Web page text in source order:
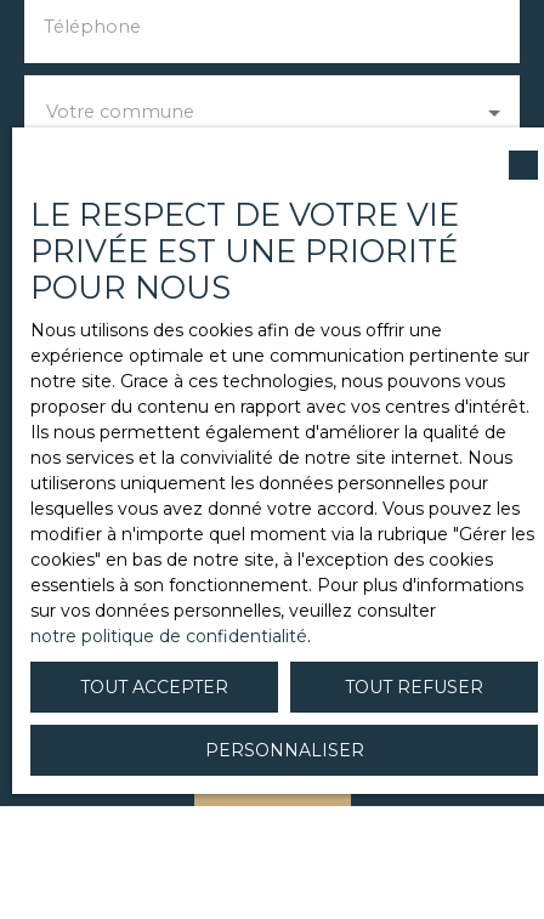
Téléphone
Votre commune
Votre message
J'accepte le traitement de mes données
personnelles conformément au RGPD. Si vous ne
souhaitez pas faire l'objet de prospection
commerciale par voie téléphonique, vous pouvez
vous inscrire gratuitement sur la liste d'opposition
au démarchage téléphonique, prévu par l'article
L223-1 du code de la consommation, sur le site
Internet www.bloctel.gouv.fr ou par courrier
adressé à :
Société Worldline, Service Bloctel, CS 61311, 41013
BLOIS CEDEX.
Pour en savoir plus sur le traitement de vos
données personnelles, veuillez consulter notre
LE RESPECT DE VOTRE VIE
PRIVÉE EST UNE PRIORITÉ
POUR NOUS
Nous utilisons des cookies afin de vous offrir une
expérience optimale et une communication pertinente sur
notre site. Grace à ces technologies, nous pouvons vous
proposer du contenu en rapport avec vos centres d'intérêt.
Ils nous permettent également d'améliorer la qualité de
nos services et la convivialité de notre site internet. Nous
utiliserons uniquement les données personnelles pour
lesquelles vous avez donné votre accord. Vous pouvez les
modifier à n'importe quel moment via la rubrique ″Gérer les
cookies″ en bas de notre site, à l'exception des cookies
essentiels à son fonctionnement. Pour plus d'informations
sur vos données personnelles, veuillez consulter
notre politique de confidentialité.
TOUT ACCEPTER TOUT REFUSER
PERSONNALISER